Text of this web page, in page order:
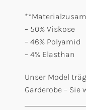
– 50% Viskose
– 46% Polyamid
– 4% Elasthan
Unser Model
Garderobe – Sie